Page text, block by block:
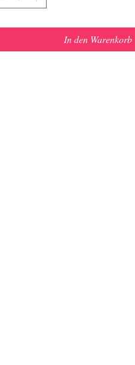
In den Warenkorb